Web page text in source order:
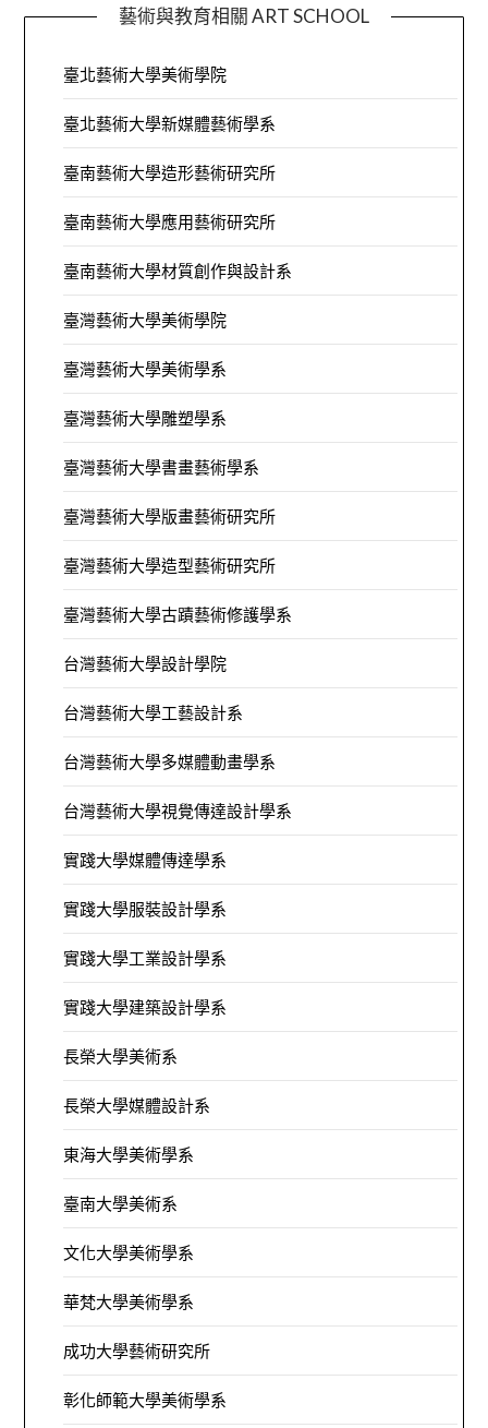
藝術與教育相關 ART SCHOOL
臺北藝術大學美術學院
臺北藝術大學新媒體藝術學系
臺南藝術大學造形藝術研究所
臺南藝術大學應用藝術研究所
臺南藝術大學材質創作與設計系
臺灣藝術大學美術學院
臺灣藝術大學美術學系
臺灣藝術大學雕塑學系
臺灣藝術大學書畫藝術學系
臺灣藝術大學版畫藝術研究所
臺灣藝術大學造型藝術研究所
臺灣藝術大學古蹟藝術修護學系
台灣藝術大學設計學院
台灣藝術大學工藝設計系
台灣藝術大學多媒體動畫學系
台灣藝術大學視覺傳達設計學系
實踐大學媒體傳達學系
實踐大學服裝設計學系
實踐大學工業設計學系
實踐大學建築設計學系
長榮大學美術系
長榮大學媒體設計系
東海大學美術學系
臺南大學美術系
文化大學美術學系
華梵大學美術學系
成功大學藝術研究所
彰化師範大學美術學系